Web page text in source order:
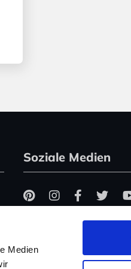
Medien
Soziale Medien